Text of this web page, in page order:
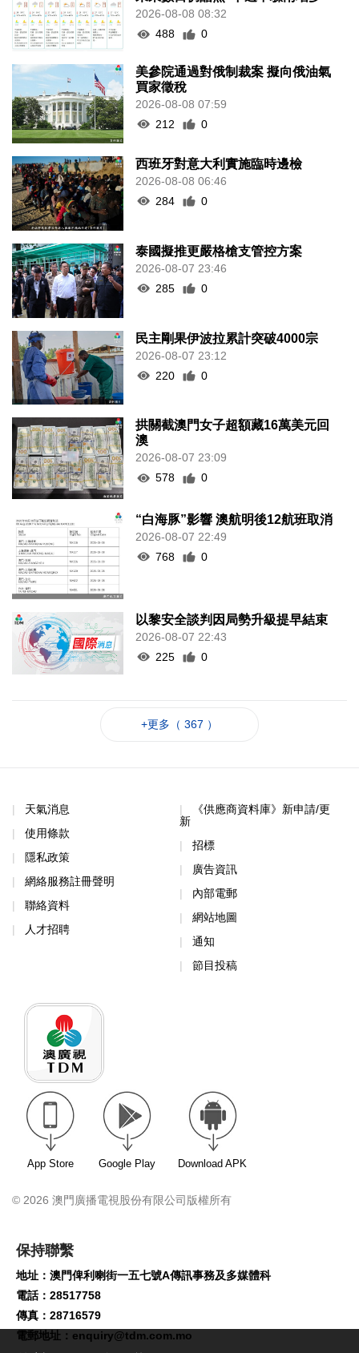
2026-08-08 08:32
488
0
美參院通過對俄制裁案 擬向俄油氣
買家徵稅
2026-08-08 07:59
212
0
西班牙對意大利實施臨時邊檢
2026-08-08 06:46
284
0
泰國擬推更嚴格槍支管控方案
2026-08-07 23:46
285
0
民主剛果伊波拉累計突破4000宗
2026-08-07 23:12
220
0
拱關截澳門女子超額藏16萬美元回
澳
2026-08-07 23:09
578
0
“白海豚”影響 澳航明後12航班取消
2026-08-07 22:49
768
0
以黎安全談判因局勢升級提早結束
2026-08-07 22:43
225
0
+更多（ 367 ）
天氣消息
使用條款
隱私政策
網絡服務註冊聲明
聯絡資料
人才招聘
《供應商資料庫》新申請/更
新
招標
廣告資訊
內部電郵
網站地圖
通知
節目投稿
App Store Google Play Download APK
© 2026 澳門廣播電視股份有限公司版權所有
保持聯繫
地址：澳門俾利喇街一五七號A傳訊事務及多媒體科
電話：28517758
傳真：28716579
電郵地址： enquiry@tdm.com.mo